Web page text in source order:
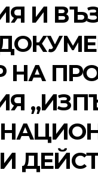
И
НА